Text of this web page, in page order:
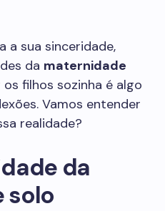
a sua sinceridade,
da maternidade
filhos sozinha é algo
Vamos entender
realidade?
da
solo